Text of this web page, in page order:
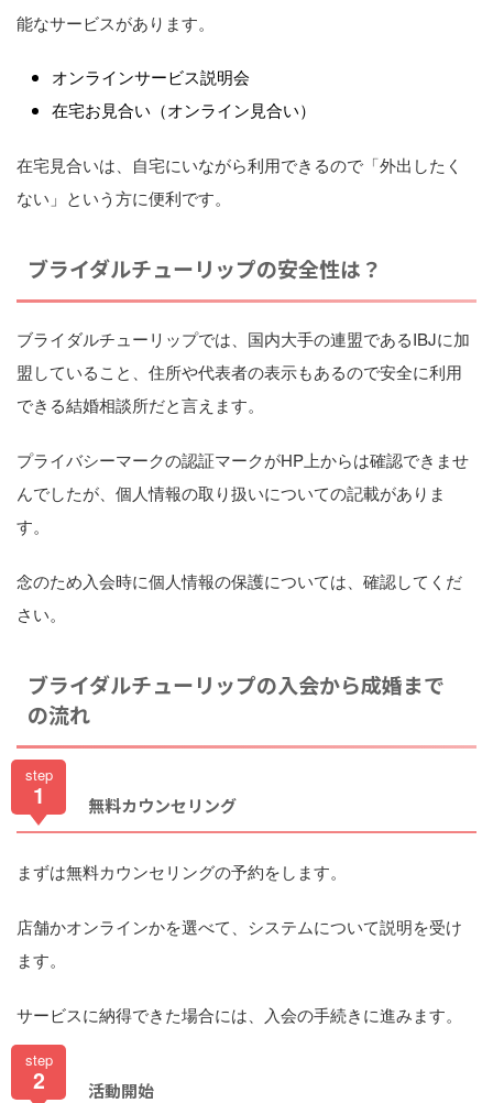
能なサービスがあります。
オンラインサービス説明会
在宅お見合い（オンライン見合い）
在宅見合いは、自宅にいながら利用できるので「外出したく
ない」という方に便利です。
ブライダルチューリップの安全性は？
ブライダルチューリップでは、国内大手の連盟であるIBJに加
盟していること、住所や代表者の表示もあるので安全に利用
できる結婚相談所だと言えます。
プライバシーマークの認証マークがHP上からは確認できませ
んでしたが、個人情報の取り扱いについての記載がありま
す。
念のため入会時に個人情報の保護については、確認してくだ
さい。
ブライダルチューリップの入会から成婚まで
の流れ
step
1 無料カウンセリング
まずは無料カウンセリングの予約をします。
店舗かオンラインかを選べて、システムについて説明を受け
ます。
サービスに納得できた場合には、入会の手続きに進みます。
step
2 活動開始